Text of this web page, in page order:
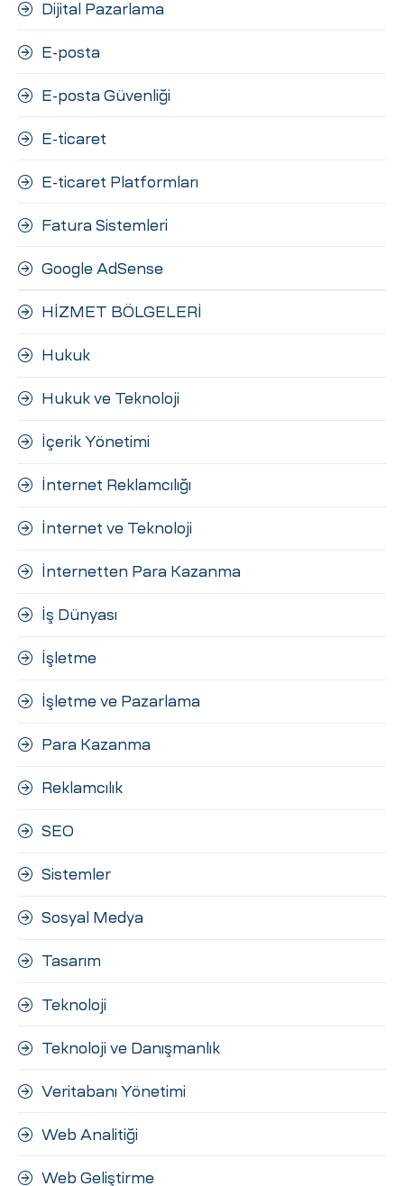
Dijital Pazarlama
E-posta
E-posta Güvenliği
E-ticaret
E-ticaret Platformları
Fatura Sistemleri
Google AdSense
HİZMET BÖLGELERİ
Hukuk
Hukuk ve Teknoloji
İçerik Yönetimi
İnternet Reklamcılığı
İnternet ve Teknoloji
İnternetten Para Kazanma
İş Dünyası
İşletme
İşletme ve Pazarlama
Para Kazanma
Reklamcılık
SEO
Sistemler
Sosyal Medya
Tasarım
Teknoloji
Teknoloji ve Danışmanlık
Veritabanı Yönetimi
Web Analitiği
Web Geliştirme